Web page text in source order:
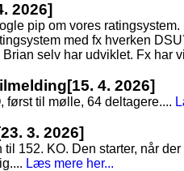
2026]
pip om vores
med fx hverken
selv har udviklet. Fx har
[15. 4. 2026]
først til mølle, 64 deltagere....
3. 2026]
til 152. KO. Den starter, når
Læs mere her...